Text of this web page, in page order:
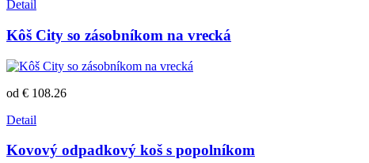
Detail
Kôš City so zásobníkom na vrecká
od € 108.26
Detail
Kovový odpadkový koš s popolníkom